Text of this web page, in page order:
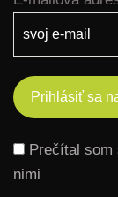
Prečítal som
nimi